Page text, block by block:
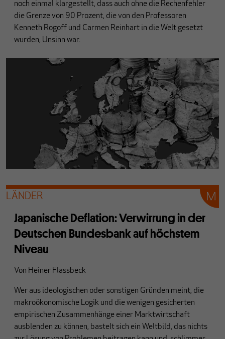
noch einmal klargestellt, dass auch ohne die Rechenfehler
die Grenze von 90 Prozent, die von den Professoren
Kenneth Rogoff und Carmen Reinhart in die Welt gesetzt
wurden, Unsinn war.
LÄNDER
Japanische Deflation: Verwirrung in der
Deutschen Bundesbank auf höchstem
Niveau
Von Heiner Flassbeck
Wer aus ideologischen oder sonstigen Gründen meint, die
makroökonomische Logik und die wenigen gesicherten
empirischen Zusammenhänge einer Marktwirtschaft
ausblenden zu können, bastelt sich ein Weltbild, das nichts